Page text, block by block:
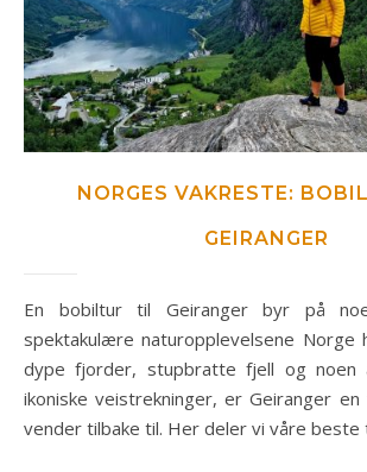
NORGES VAKRESTE:
GEIRANGER
En bobiltur til Geiranger byr på noen av de mest
spektakulære naturopplevelsene Norge
dype fjorder, stupbratte fjell og noen
ikoniske veistrekninger, er Geiranger
vender tilbake til. Her deler vi våre beste